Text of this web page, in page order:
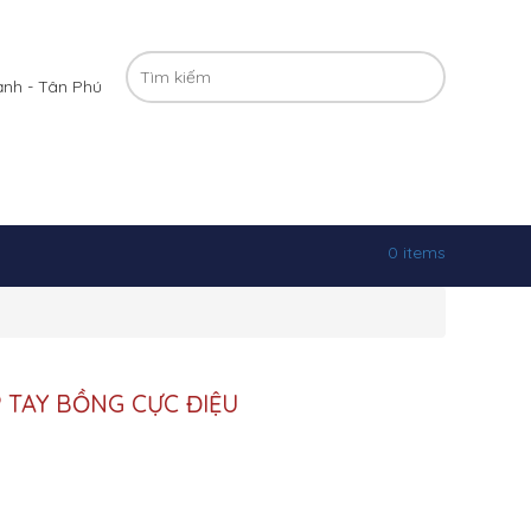
- Tân Phú
0 items
BỒNG CỰC ĐIỆU